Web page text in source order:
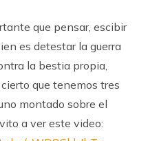
que pensar, escibir
es detestar la guerra
la bestia propia,
que tenemos tres
montado sobre el
a ver este video: